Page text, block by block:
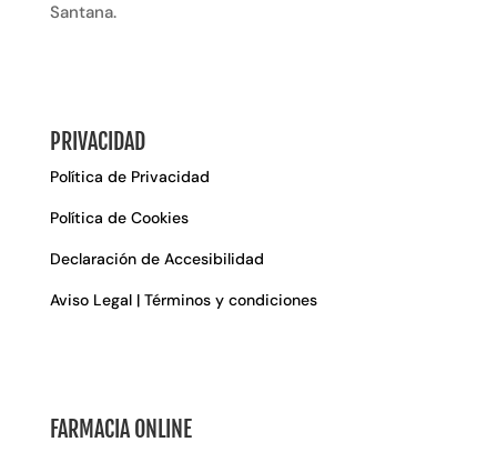
Santana.
PRIVACIDAD
Política de Privacidad
Política de Cookies
Declaración de Accesibilidad
Aviso Legal | Términos y condiciones
FARMACIA ONLINE